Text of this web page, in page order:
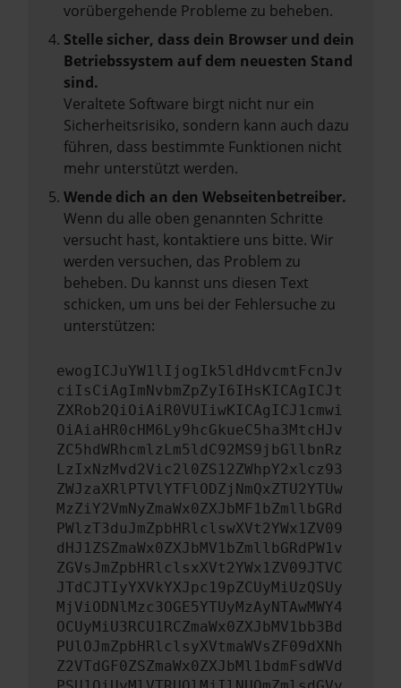
vorübergehende Probleme zu beheben.
Stelle sicher, dass dein Browser und dein
Betriebssystem auf dem neuesten Stand
sind.
Veraltete Software birgt nicht nur ein
Sicherheitsrisiko, sondern kann auch dazu
führen, dass bestimmte Funktionen nicht
mehr unterstützt werden.
Wende dich an den Webseitenbetreiber.
Wenn du alle oben genannten Schritte
versucht hast, kontaktiere uns bitte. Wir
werden versuchen, das Problem zu
beheben. Du kannst uns diesen Text
schicken, um uns bei der Fehlersuche zu
unterstützen:
ewogICJuYW1lIjogIk5ldHdvcmtFcnJv
ciIsCiAgImNvbmZpZyI6IHsKICAgICJt
ZXRob2QiOiAiR0VUIiwKICAgICJ1cmwi
OiAiaHR0cHM6Ly9hcGkueC5ha3MtcHJv
ZC5hdWRhcmlzLm5ldC92MS9jbGllbnRz
LzIxNzMvd2Vic2l0ZS12ZWhpY2xlcz93
ZWJzaXRlPTVlYTFlODZjNmQxZTU2YTUw
MzZiY2VmNyZmaWx0ZXJbMF1bZmllbGRd
PWlzT3duJmZpbHRlclswXVt2YWx1ZV09
dHJ1ZSZmaWx0ZXJbMV1bZmllbGRdPW1v
ZGVsJmZpbHRlclsxXVt2YWx1ZV09JTVC
JTdCJTIyYXVkYXJpc19pZCUyMiUzQSUy
MjViODNlMzc3OGE5YTUyMzAyNTAwMWY4
OCUyMiU3RCU1RCZmaWx0ZXJbMV1bb3Bd
PUlOJmZpbHRlclsyXVtmaWVsZF09dXNh
Z2VTdGF0ZSZmaWx0ZXJbMl1bdmFsdWVd